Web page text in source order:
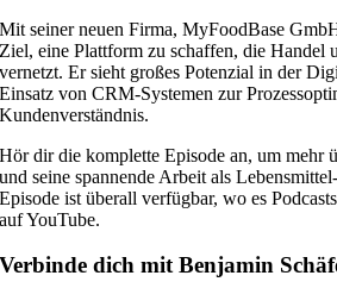
Mit seiner neuen Firma, MyFoodBase
Ziel, eine Plattform zu schaffen, die Handel
vernetzt. Er sieht großes Potenzial in der
Einsatz von CRM-Systemen zur
Kundenverständnis.
Hör dir die komplette Episode an, um mehr
und seine spannende Arbeit als
Episode ist überall verfügbar, wo es
auf YouTube.
Verbinde dich mit Benjamin